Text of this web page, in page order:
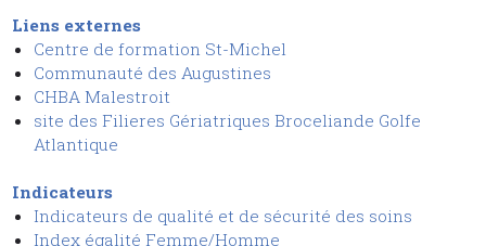
Liens externes
Centre de formation St-Michel
Communauté des Augustines
CHBA Malestroit
site des Filieres Gériatriques Broceliande Golfe
Atlantique
Indicateurs
Indicateurs de qualité et de sécurité des soins
Index égalité Femme/Homme